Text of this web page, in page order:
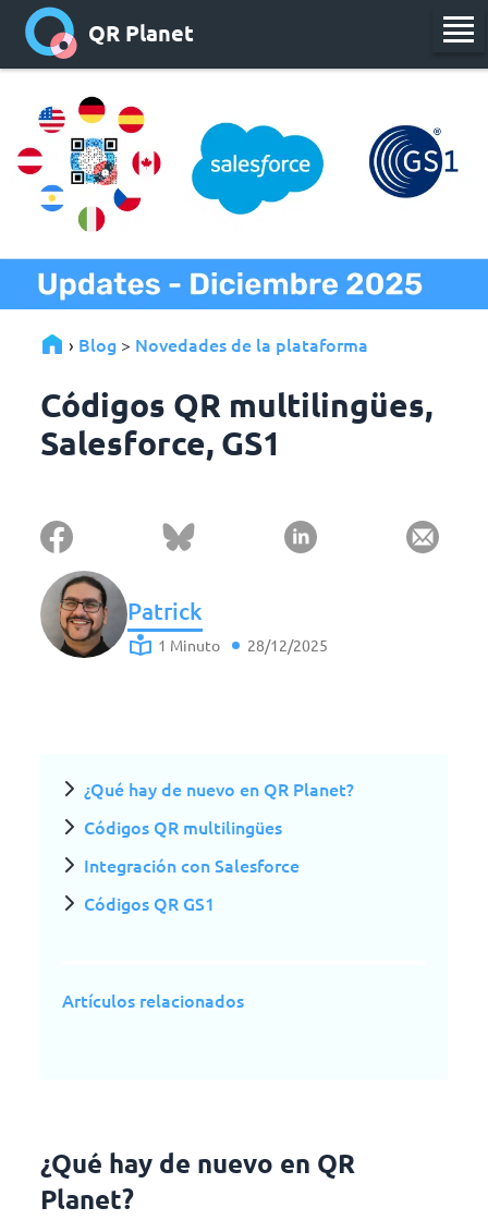
QR Planet
› Blog > Novedades de la plataforma
Códigos QR multilingües,
Salesforce, GS1
Patrick
1 Minuto 28/12/2025
¿Qué hay de nuevo en QR Planet?
Códigos QR multilingües
Integración con Salesforce
Códigos QR GS1
Artículos relacionados
¿Qué hay de nuevo en QR
Planet?